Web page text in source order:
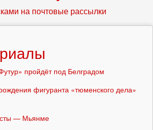
на почтовые рассылки
пройдёт под Белградом
фигуранта «тюменского дела»
— Мьянме